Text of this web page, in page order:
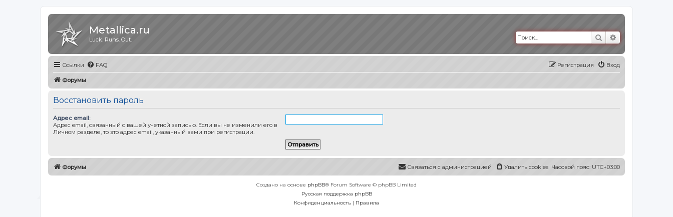
Metallica.ru
Luck. Runs. Out. Поиск
Ссылки FAQ Вход
Регистрация
Форумы
Восстановить пароль
Адрес email:
Адрес email, связанный с вашей учётной записью. Если вы не изменили его в
Личном разделе, то это адрес email, указанный вами при регистрации.
Форумы Часовой пояс: UTC+03:00
Удалить cookies
Связаться с администрацией
Создано на основе phpBB® Forum Software © phpBB Limited
Русская поддержка phpBB
Конфиденциальность | Правила